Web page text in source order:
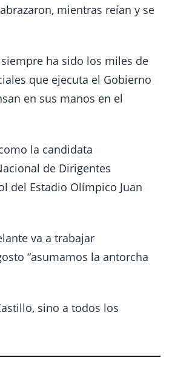
mientras reían y se
ha sido los miles de
que ejecuta el Gobierno
en sus manos en el
la candidata
de Dirigentes
del Estadio Olímpico Juan
va a trabajar
“asumamos la antorcha
sino a todos los